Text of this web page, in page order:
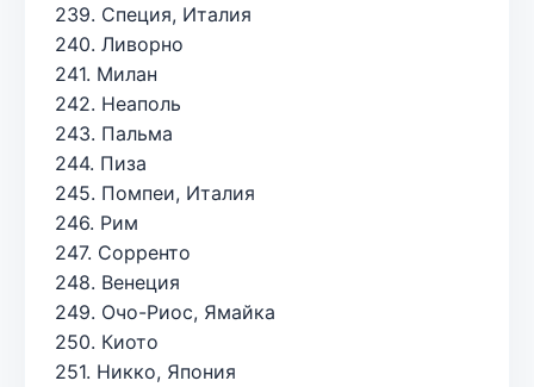
239. Специя, Италия
240. Ливорно
241. Милан
242. Неаполь
243. Пальма
244. Пиза
245. Помпеи, Италия
246. Рим
247. Сорренто
248. Венеция
249. Очо-Риос, Ямайка
250. Киото
251. Никко, Япония